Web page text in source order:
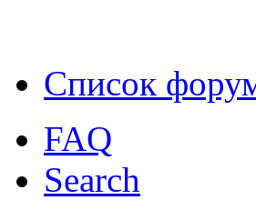
Список
FAQ
Search